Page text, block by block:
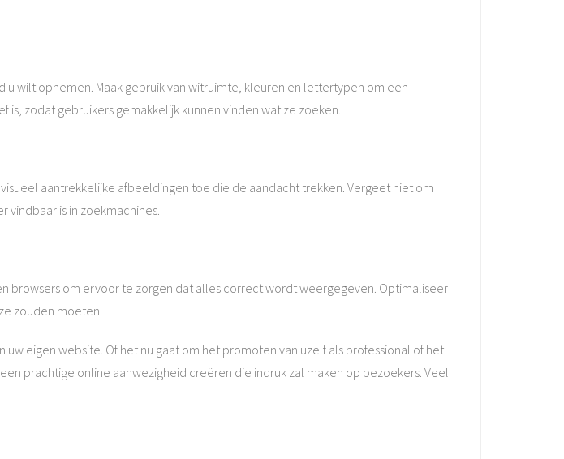
u wilt opnemen. Maak gebruik van witruimte, kleuren en lettertypen om een
zodat gebruikers gemakkelijk kunnen vinden wat ze zoeken.
aantrekkelijke afbeeldingen toe die de aandacht trekken. Vergeet niet om
is in zoekmachines.
browsers om ervoor te zorgen dat alles correct wordt weergegeven. Optimaliseer
zouden moeten.
eigen website. Of het nu gaat om het promoten van uzelf als professional of het
prachtige online aanwezigheid creëren die indruk zal maken op bezoekers. Veel